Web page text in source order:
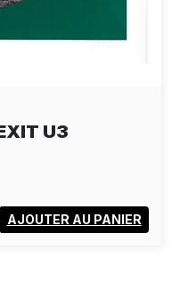
U6
AJOUTER AU PANIER